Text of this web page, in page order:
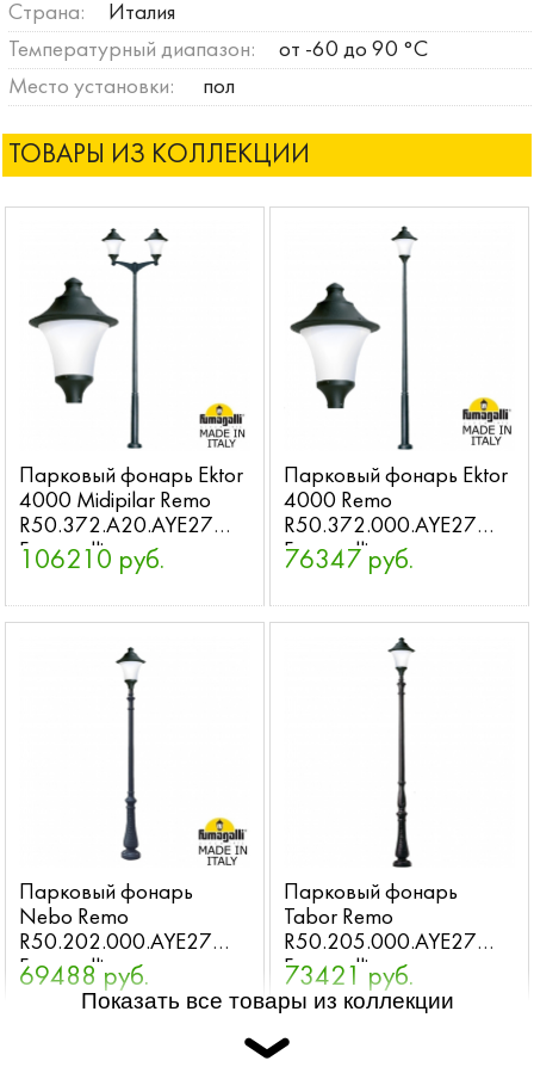
Страна:
Италия
Температурный диапазон:
от -60 до 90 °C
Место установки:
пол
ТОВАРЫ ИЗ КОЛЛЕКЦИИ
Парковый фонарь Ektor
4000 Midipilar Remo
R50.372.A20.AYE27
Fumagalli
106210 руб.
Парковый фонарь Ektor
4000 Remo
R50.372.000.AYE27
Fumagalli
76347 руб.
Парковый фонарь
Nebo Remo
R50.202.000.AYE27
Fumagalli
69488 руб.
Парковый фонарь
Tabor Remo
R50.205.000.AYE27
Fumagalli
73421 руб.
Показать все товары из коллекции